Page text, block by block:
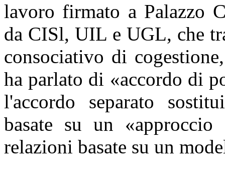
lavoro firmato a Palazzo
da CISl, UIL e UGL, che
consociativo di
ha parlato di «accordo di
l'accordo separato
basate su un
relazioni basate su un